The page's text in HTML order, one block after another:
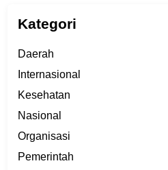
Kategori
Daerah
Internasional
Kesehatan
Nasional
Organisasi
Pemerintah